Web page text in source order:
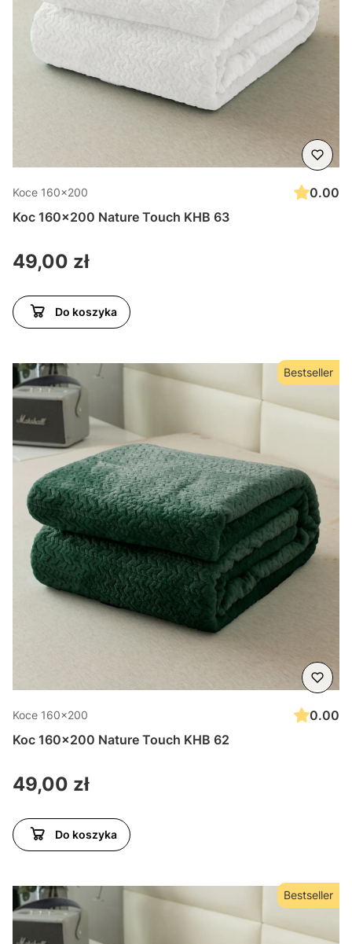
Koce 160x200
0.00
Koc 160x200 Nature Touch KHB 63
Cena
49,00 zł
Do koszyka
Bestseller
Koce 160x200
0.00
Koc 160x200 Nature Touch KHB 62
Cena
49,00 zł
Do koszyka
Bestseller